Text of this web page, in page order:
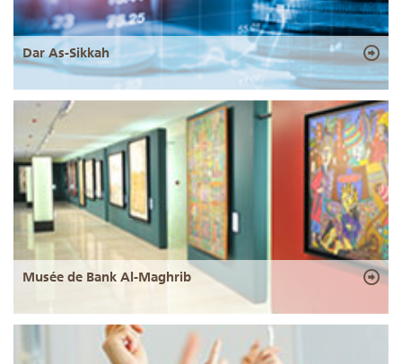
Dar As-Sikkah
Musée de Bank Al-Maghrib